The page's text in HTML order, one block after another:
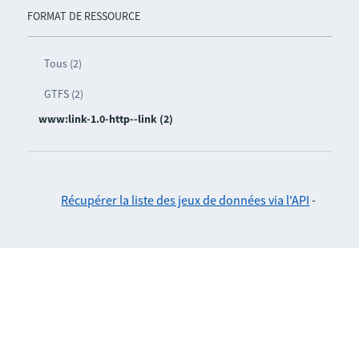
FORMAT DE RESSOURCE
Tous (2)
GTFS (2)
www:link-1.0-http--link (2)
Récupérer la liste des jeux de données via l'API -